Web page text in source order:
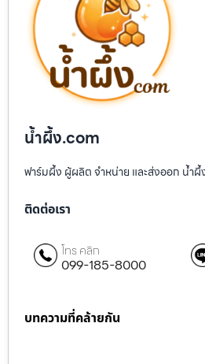
น้ำผึ้ง.com
ฟาร์มผึ้ง ผู้ผลิต จำหน่าย และส่งออก น้
ติดต่อเรา
โทร คลิก
099-185-8000
บทความที่คล้ายกัน